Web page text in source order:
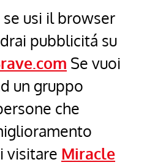
usi il browser
pubblicitá su
Se vuoi
un gruppo
che
visitare Miracle